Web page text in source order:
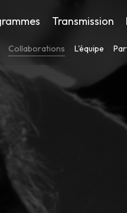
Transmission
Collaborations L'équipe